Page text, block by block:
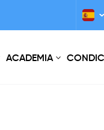
ACADEMIA